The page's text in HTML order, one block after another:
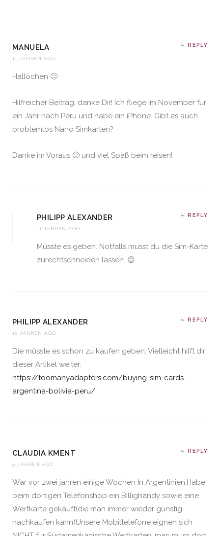
MANUELA
11 JAHREN AGO
REPLY
Hallöchen 🙂
Hilfreicher Beitrag, danke Dir! Ich fliege im November für
ein Jahr nach Peru und habe ein iPhone. Gibt es auch
problemlos Nano Simkarten?
Danke im Voraus 🙂 und viel Spaß beim reisen!
PHILIPP ALEXANDER
11 JAHREN AGO
REPLY
Müsste es geben. Notfalls musst du die Sim-Karte
zurechtschneiden lassen. 😉
PHILIPP ALEXANDER
10 JAHREN AGO
REPLY
Die müsste es schon zu kaufen geben. Vielleicht hilft dir
dieser Artikel weiter:
https://toomanyadapters.com/buying-sim-cards-
argentina-bolivia-peru/
CLAUDIA KMENT
9 JAHREN AGO
REPLY
War vor zwei jahren einige Wochen In Argentinien.Habe
beim dortigen Telefonshop ein Billighandy sowie eine
Wertkarte gekauft(die man immer wieder günstig
nachkaufen kann)Unsere Mobiltelefone eignen sich